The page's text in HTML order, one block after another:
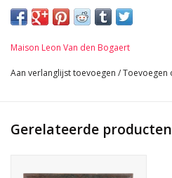
Keizerlijke antieke haardplaat in
Traditioneel gebruikt in een open
beschermen tegen hitte en om de
64,5 cm SQ 25,39 Inch
Maison Leon Van den Bogaert
Aan verlanglijst toevoegen /Toevoegen
Gerelateerde producten